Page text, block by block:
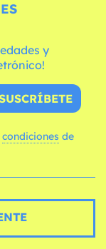
y
condiciones